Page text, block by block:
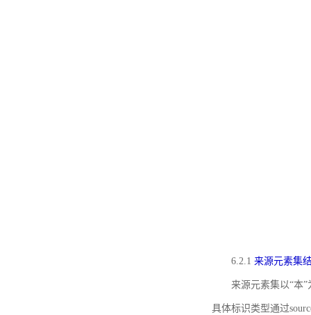
6.2.1 来源元素集
来源元素集以“本
具体标识类型通过